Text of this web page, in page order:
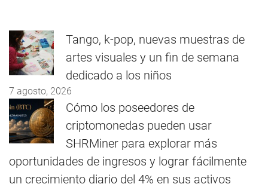
Tango, k-pop, nuevas muestras de
artes visuales y un fin de semana
dedicado a los niños
7 agosto, 2026
Cómo los poseedores de
criptomonedas pueden usar
SHRMiner para explorar más
oportunidades de ingresos y lograr fácilmente
un crecimiento diario del 4% en sus activos